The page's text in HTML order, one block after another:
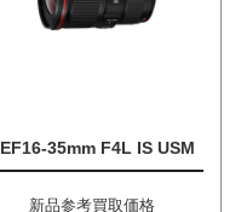
EF16-35mm F4L IS USM
新品参考買取価格